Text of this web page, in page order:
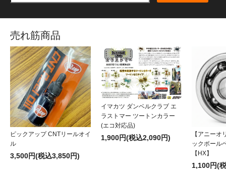
売れ筋商品
ピックアップ CNTリールオイ
ル
3,500円(税込3,850円)
イマカツ ダンベルクラブ エ
ラストマー ツートンカラー
(エコ対応品)
1,900円(税込2,090円)
【アニーオ
ックボール
【HX】
1,100円(